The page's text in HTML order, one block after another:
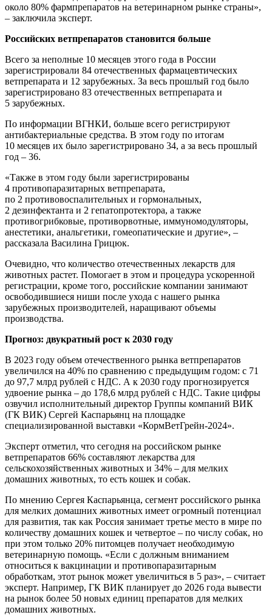
около 80% фармпрепаратов на ветеринарном рынке страны»,
– заключила эксперт.
Российских ветпрепаратов становится больше
Всего за неполные 10 месяцев этого года в России
зарегистрировали 84 отечественных фармацевтических
ветпрепарата и 12 зарубежных. За весь прошлый год было
зарегистрировано 83 отечественных ветпрепарата и
5 зарубежных.
По информации ВГНКИ, больше всего регистрируют
антибактериальные средства. В этом году по итогам
10 месяцев их было зарегистрировано 34, а за весь прошлый
год – 36.
«Также в этом году были зарегистрированы
4 противопаразитарных ветпрепарата,
по 2 противовоспалительных и гормональных,
2 дезинфектанта и 2 гепатопротектора, а также
противогрибковые, противорвотные, иммуномодуляторы,
анестетики, анальгетики, гомеопатические и другие», –
рассказала Василина Грицюк.
Очевидно, что количество отечественных лекарств для
животных растет. Помогает в этом и процедура ускоренной
регистрации, кроме того, российские компании занимают
освободившиеся ниши после ухода с нашего рынка
зарубежных производителей, наращивают объемы
производства.
Прогноз: двукратный рост к 2030 году
В 2023 году объем отечественного рынка ветпрепаратов
увеличился на 40% по сравнению с предыдущим годом: с 71
до 97,7 млрд рублей с НДС. А к 2030 году прогнозируется
удвоение рынка – до 178,6 млрд рублей с НДС. Такие цифры
озвучил исполнительный директор Группы компаний ВИК
(ГК ВИК) Сергей Каспарьянц на площадке
специализированной выставки «КормВетГрейн-2024».
Эксперт отметил, что сегодня на российском рынке
ветпрепаратов 66% составляют лекарства для
сельскохозяйственных животных и 34% – для мелких
домашних животных, то есть кошек и собак.
По мнению Сергея Каспарьянца, сегмент российского рынка
для мелких домашних животных имеет огромный потенциал
для развития, так как Россия занимает третье место в мире по
количеству домашних кошек и четвертое – по числу собак, но
при этом только 20% питомцев получает необходимую
ветеринарную помощь. «Если с должным вниманием
относиться к вакцинации и противопаразитарным
обработкам, этот рынок может увеличиться в 5 раз», – считает
эксперт. Например, ГК ВИК планирует до 2026 года вывести
на рынок более 50 новых единиц препаратов для мелких
домашних животных.